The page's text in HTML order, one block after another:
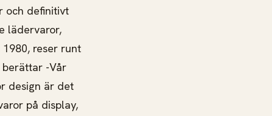
och definitivt
lädervaror,
reser runt
-Vår
design är det
på display,